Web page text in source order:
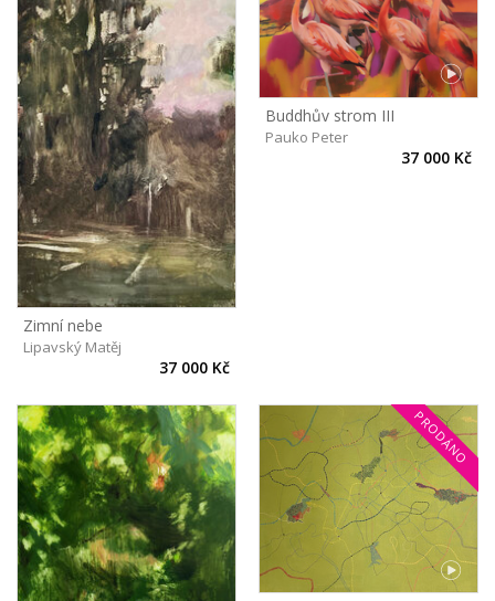
Zimní nebe
Lipavský Matěj
37 000 Kč
Buddhův strom III
Pauko Peter
37 000 Kč
PRODÁNO